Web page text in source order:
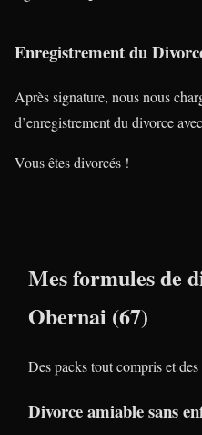
Enregistrement du
Après signature, nous nous
d’enregistrement du divorce
Vous êtes divorcés !
Mes formules de
Obernai (67)
Des packs tout compris et
Divorce amiable sans